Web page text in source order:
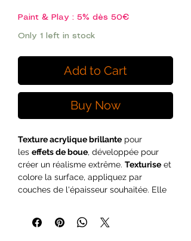
Paint & Play : 5% dès 50€
Only 1 left in stock
Add to Cart
Buy Now
Texture acrylique brillante pour
les effets de boue, développée pour
créer un réalisme extrême. Texturise et
colore la surface, appliquez par
couches de l'épaisseur souhaitée. Elle
diluant acrylique pour modifier sa
fluidité.